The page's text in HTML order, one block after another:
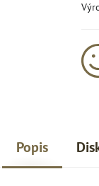
Popis